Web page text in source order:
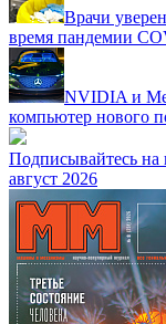
Врачи
время пандемии
NVIDIA и
компьютер нового
Подписывайтесь на
август 2026